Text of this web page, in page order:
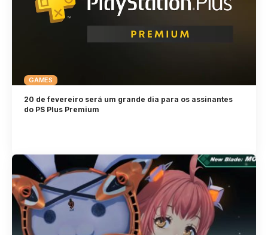
GAMES
20 de fevereiro será um grande dia para os assinantes
do PS Plus Premium